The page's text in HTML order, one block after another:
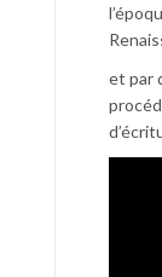
et par